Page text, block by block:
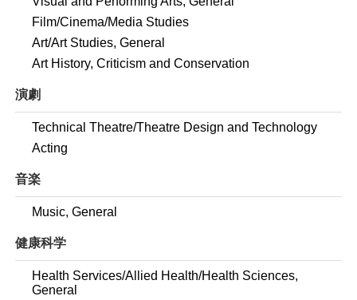
Film/Cinema/Media Studies
Art/Art Studies, General
Art History, Criticism and Conservation
演劇
Technical Theatre/Theatre Design and Technology
Acting
音楽
Music, General
健康科学
Health Services/Allied Health/Health Sciences,
General